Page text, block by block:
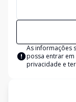
As informações
possa entrar
privacidade e